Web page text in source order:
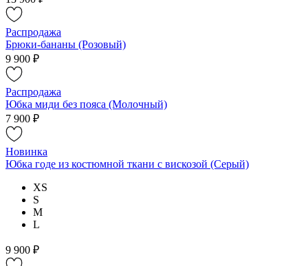
Распродажа
Брюки-бананы (Розовый)
9 900 ₽
Распродажа
Юбка миди без пояса (Молочный)
7 900 ₽
Новинка
Юбка годе из костюмной ткани с вискозой (Серый)
XS
S
M
L
9 900 ₽